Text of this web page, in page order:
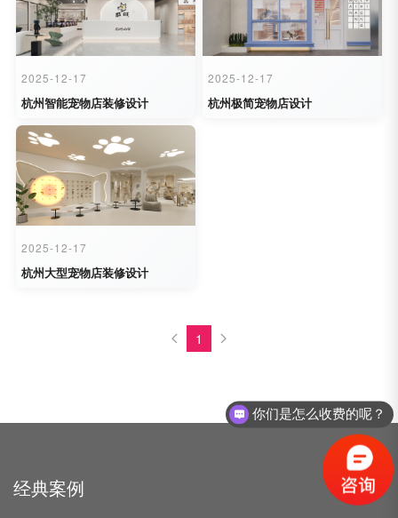
2025-12-17
杭州智能宠物店装修设计
2025-12-17
杭州极简宠物店设计
2025-12-17
杭州大型宠物店装修设计
1
经典案例
你们是怎么收费的呢？